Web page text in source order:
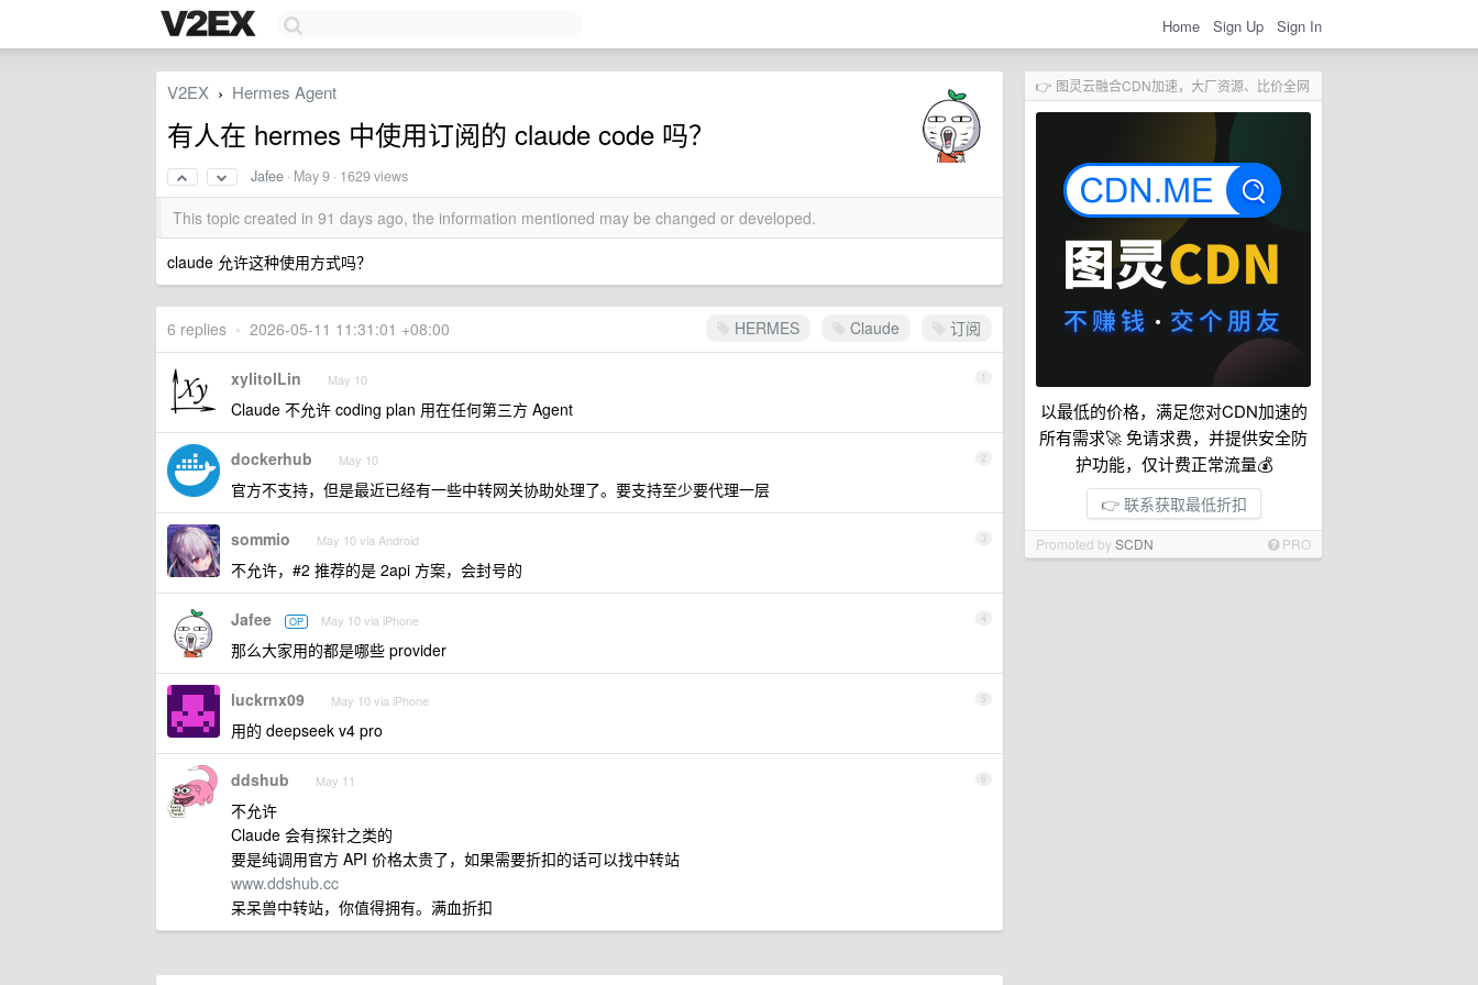
Home Sign Up Sign In
👉 图灵云融合CDN加速，大厂资源、比价全网
以最低的价格，满足您对CDN加速的
所有需求🚀 免请求费，并提供安全防
护功能，仅计费正常流量💰
👉 联系获取最低折扣
Promoted bySCDN PRO
V2EX › Hermes Agent
有人在 hermes 中使用订阅的 claude code 吗？
Jafee · May 9 · 1629 views
This topic created in 91 days ago, the information mentioned may be changed or developed.
claude 允许这种使用方式吗？
HERMES Claude 订阅
6 replies • 2026-05-11 11:31:01 +08:00
1
xylitolLin May 10
Claude 不允许 coding plan 用在任何第三方 Agent
2
dockerhub May 10
官方不支持，但是最近已经有一些中转网关协助处理了。要支持至少要代理一层
3
sommio May 10 via Android
不允许，#2 推荐的是 2api 方案，会封号的
4
Jafee OP May 10 via iPhone
那么大家用的都是哪些 provider
5
luckrnx09 May 10 via iPhone
用的 deepseek v4 pro
6
ddshub May 11
不允许
Claude 会有探针之类的
要是纯调用官方 API 价格太贵了，如果需要折扣的话可以找中转站
www.ddshub.cc
呆呆兽中转站，你值得拥有。满血折扣